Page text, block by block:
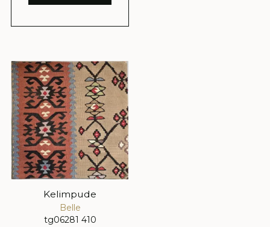
Kelimpude
Belle
tg06281 410